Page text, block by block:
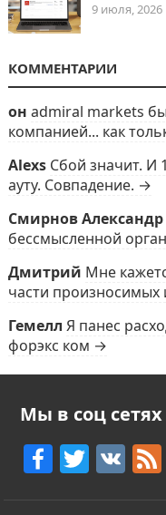
9 июля, 2026
КОММЕНТАРИИ
он admiral markets
компанией... как
Alexs Сбой значит. И
ауту. Совпадение. →
Смирнов Александр
бессмысленной
Дмитрий Мне
части произносимых
Гемелл Я панес
форэкс ком →
Мы в соц сетях
F T V F